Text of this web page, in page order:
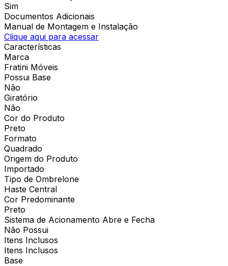
Sim
Documentos Adicionais
Manual de Montagem e Instalação
Clique aqui para acessar
Características
Marca
Fratini Móveis
Possui Base
Não
Giratório
Não
Cor do Produto
Preto
Formato
Quadrado
Origem do Produto
Importado
Tipo de Ombrelone
Haste Central
Cor Predominante
Preto
Sistema de Acionamento Abre e Fecha
Não Possui
Itens Inclusos
Itens Inclusos
Base